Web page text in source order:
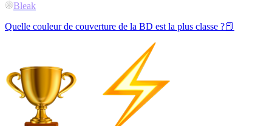
Bleak
Quelle couleur de couverture de la BD est la plus classe ?📕